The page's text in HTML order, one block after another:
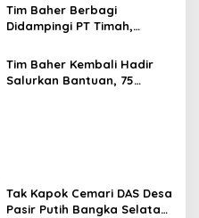
TIMAH Cetak Prestasi
Membanggakan
Tim Baher Berbagi
Didampingi PT Timah,
Sakit Menahun di Pesisir
Toboali
Tim Baher Kembali Hadir
Salurkan Bantuan, 75
Tak Kapok Cemari DAS Desa
Pasir Putih Bangka Selatan,